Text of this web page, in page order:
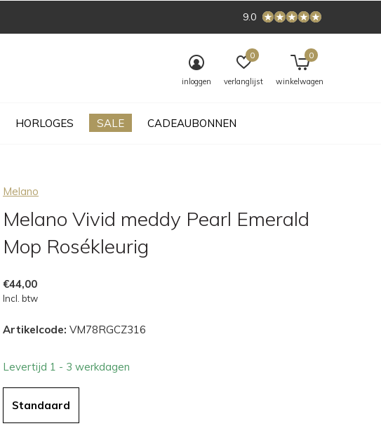
HORLOGES SALE CADEAUBONNEN
inloggen verlanglijst
0
winkelwagen
0
9.0
Melano
Melano Vivid meddy Pearl Emerald
Mop Rosékleurig
€44,00
Incl. btw
Artikelcode: VM78RGCZ316
Levertijd 1 - 3 werkdagen
Standaard